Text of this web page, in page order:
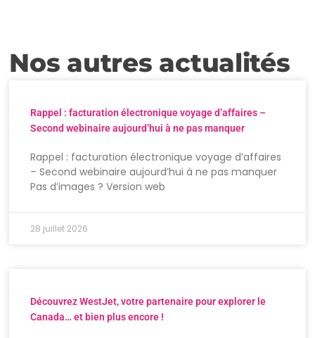
Nos autres actualités
Rappel : facturation électronique voyage d’affaires –
Second webinaire aujourd’hui à ne pas manquer
Rappel : facturation électronique voyage d’affaires
– Second webinaire aujourd’hui à ne pas manquer
Pas d’images ? Version web
28 juillet 2026
Découvrez WestJet, votre partenaire pour explorer le
Canada… et bien plus encore !